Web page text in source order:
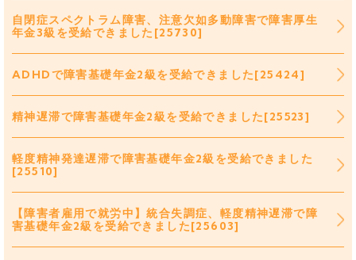
自閉症スペクトラム障害、注意欠如多動障害で障害厚生
年金3級を受給できました[25730]
ADHDで障害基礎年金2級を受給できました[25424]
精神遅滞で障害基礎年金2級を受給できました[25523]
軽度精神発達遅滞で障害基礎年金2級を受給できました
[25510]
【障害者雇用で就労中】統合失調症、軽度精神遅滞で障
害基礎年金2級を受給できました[25603]